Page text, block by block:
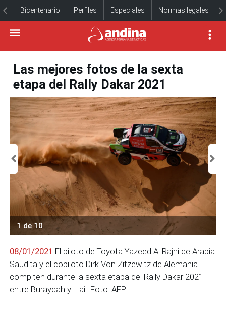
Bicentenario Perfiles Especiales Normas legales
Las mejores fotos de la sexta
etapa del Rally Dakar 2021
1 de 10
08/01/2021 El piloto de Toyota Yazeed Al Rajhi de Arabia
Saudita y el copiloto Dirk Von Zitzewitz de Alemania
compiten durante la sexta etapa del Rally Dakar 2021
entre Buraydah y Hail. Foto: AFP